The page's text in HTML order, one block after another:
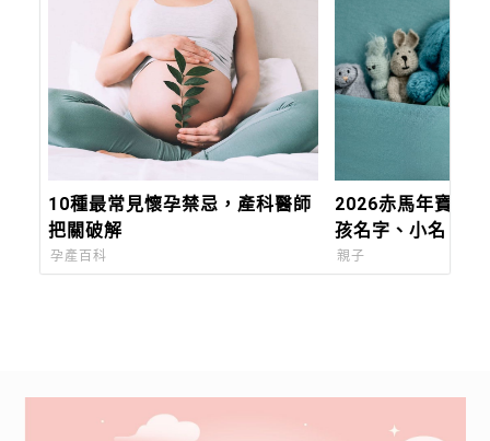
10種最常見懷孕禁忌，產科醫師
把關破解
孕產百科
2026赤馬年寶寶
孩名字、小名、乳
切記不要「這六個
親子